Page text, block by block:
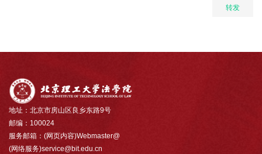
转发
地址：北京市房山区良乡东路9号
邮编：100024
服务邮箱：(网页内容)Webmaster@
(网络服务)service@bit.edu.cn